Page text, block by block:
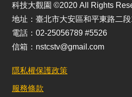
科技大觀園 ©2020 All Rights
地址：臺北市大安區和平東路二
電話：02-25056789 #5526
信箱：nstcstv@gmail.com
隱私權保護政策
服務條款